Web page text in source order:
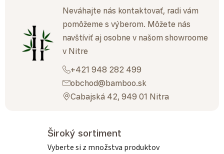
Neváhajte nás kontaktovať, radi vám
pomôžeme s výberom. Môžete nás
navštíviť aj osobne v našom showroome
v Nitre
+421 948 282 499
obchod@bamboo.sk
Cabajská 42, 949 01 Nitra
Široký sortiment
Vyberte si z množstva produktov